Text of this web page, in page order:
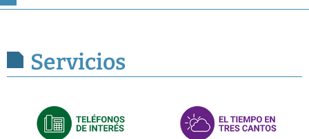
Servicios